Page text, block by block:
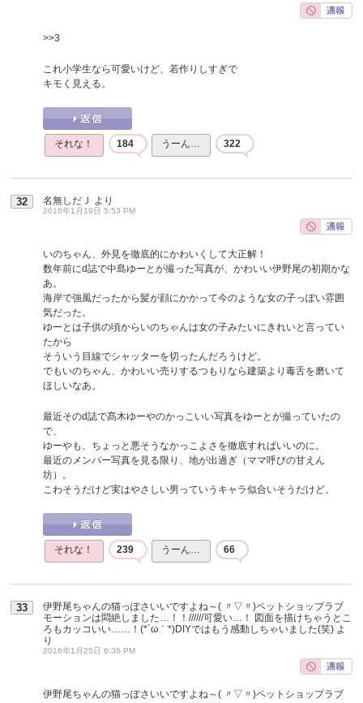
>>3
これ小学生なら可愛いけど、若作りしすぎで
キモく見える。
それな！ 184 うーん… 322
32 名無しだＪ より
2016年1月19日 5:53 PM
いのちゃん、外見を徹底的にかわいくして大正解！
数年前にd誌で中島ゆーとが撮った写真が、かわいい伊野尾の初期かな
あ。
海岸で強風だったから髪が顔にかかって今のような女の子っぽい雰囲
気だった。
ゆーとは子供の頃からいのちゃんは女の子みたいにきれいと言ってい
たから
そういう目線でシャッターを切ったんだろうけど。
でもいのちゃん、かわいい売りするつもりなら建築より毒舌を磨いて
ほしいなあ。
最近そのd誌で髙木ゆーやのかっこいい写真をゆーとが撮っていたの
で、
ゆーやも、ちょっと悪そうなかっこよさを徹底すればいいのに。
最近のメンバー写真を見る限り、地が出過ぎ（ママ呼びの甘えん
坊）。
こわそうだけど実はやさしい男っていうキャラ似合いそうだけど。
それな！ 239 うーん… 66
33
伊野尾ちゃんの猫っぽさいいですよね～( 〃▽〃)ペットショップラブ
モーションは悶絶しました…！！//////可愛い…！ 図面を描けちゃうとこ
ろもカッコいい……！(*´ω｀*)DIYではもう感動しちゃいました(笑) よ
り
2016年1月25日 6:36 PM
伊野尾ちゃんの猫っぽさいいですよね～( 〃▽〃)ペットショップラブ